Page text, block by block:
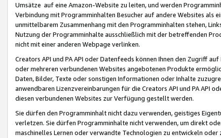
Umsätze auf eine Amazon-Website zu leiten, und werden
Verbindung mit Programminhalten Besucher auf andere Websites als
unmittelbarem Zusammenhang mit den Programminhalten stehen,
Nutzung der Programminhalte ausschließlich mit der betreffenden
nicht mit einer anderen Webpage verlinken.
Creators API und PA API oder Datenfeeds können Ihnen den Zugriff
oder mehreren verbundenen Websites angebotenen Produkte
Daten, Bilder, Texte oder sonstigen Informationen oder Inhalte
anwendbaren Lizenzvereinbarungen für die Creators API und PA API
diesen verbundenen Websites zur Verfügung gestellt werden.
Sie dürfen den Programminhalt nicht dazu verwenden, geistiges
verletzen. Sie dürfen Programminhalte nicht verwenden, um direkt
maschinelles Lernen oder verwandte Technologien zu entwickeln